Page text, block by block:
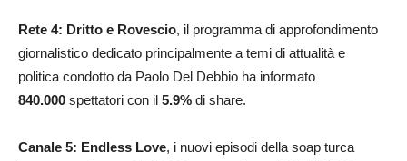
Rete 4: Dritto e Rovescio, il programma di approfondimento
giornalistico dedicato principalmente a temi di attualità e
politica condotto da Paolo Del Debbio ha informato
840.000 spettatori con il 5.9% di share.
Canale 5: Endless Love, i nuovi episodi della soap turca